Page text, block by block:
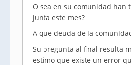
O sea en su comunidad han
junta este mes?
A que deuda de la
Su pregunta al final resulta
estimo que existe un error